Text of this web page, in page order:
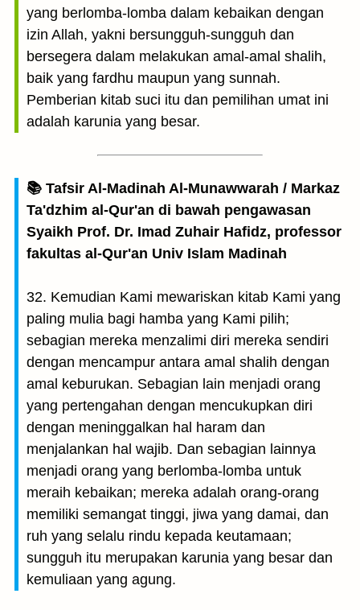
yang berlomba-lomba dalam kebaikan dengan
izin Allah, yakni bersungguh-sungguh dan
bersegera dalam melakukan amal-amal shalih,
baik yang fardhu maupun yang sunnah.
Pemberian kitab suci itu dan pemilihan umat ini
adalah karunia yang besar.
📚 Tafsir Al-Madinah Al-Munawwarah / Markaz
Ta'dzhim al-Qur'an di bawah pengawasan
Syaikh Prof. Dr. Imad Zuhair Hafidz, professor
fakultas al-Qur'an Univ Islam Madinah
32. Kemudian Kami mewariskan kitab Kami yang
paling mulia bagi hamba yang Kami pilih;
sebagian mereka menzalimi diri mereka sendiri
dengan mencampur antara amal shalih dengan
amal keburukan. Sebagian lain menjadi orang
yang pertengahan dengan mencukupkan diri
dengan meninggalkan hal haram dan
menjalankan hal wajib. Dan sebagian lainnya
menjadi orang yang berlomba-lomba untuk
meraih kebaikan; mereka adalah orang-orang
memiliki semangat tinggi, jiwa yang damai, dan
ruh yang selalu rindu kepada keutamaan;
sungguh itu merupakan karunia yang besar dan
kemuliaan yang agung.